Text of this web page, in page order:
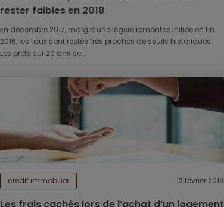
rester faibles en 2018
En décembre 2017, malgré une légère remontée initiée en fin
2016, les taux sont restés très proches de seuils historiques.
Les prêts sur 20 ans se...
crédit immobilier 12 février 2018